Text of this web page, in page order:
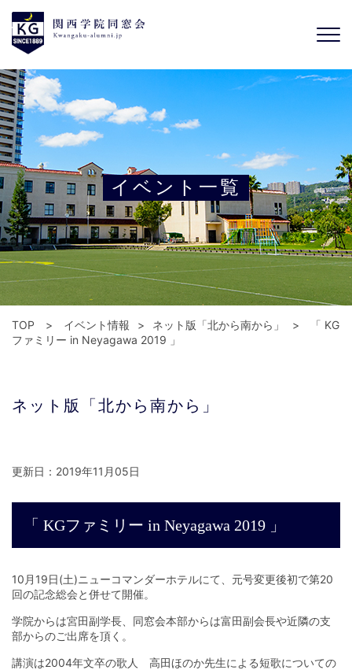
イベント一覧
TOP イベント情報 ネット版「北から南から」
「 KG
ファミリー in Neyagawa 2019 」
ネット版「北から南から」
更新日：2019年11月05日
「 KGファミリー in Neyagawa 2019 」
10月19日(土)ニューコマンダーホテルにて、元号変更後初で第20
回の記念総会と併せて開催。
学院からは宮田副学長、同窓会本部からは富田副会長や近隣の支
部からのご出席を頂く。
講演は2004年文卒の歌人 高田ほのか先生による短歌についての